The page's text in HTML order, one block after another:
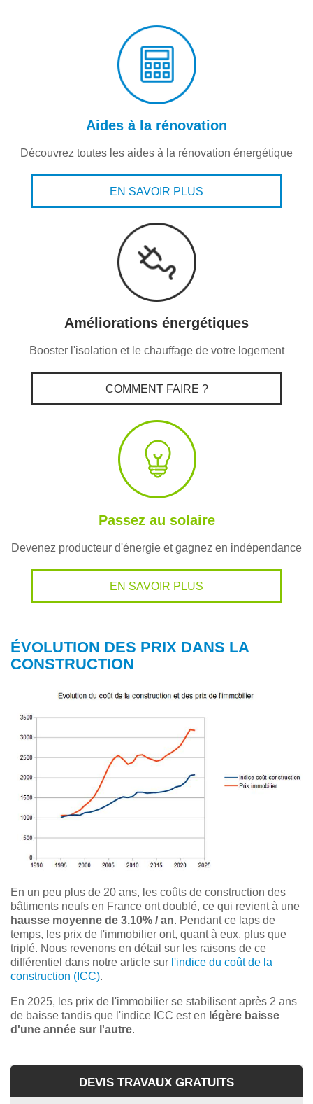
Aides à la rénovation
Découvrez toutes les aides à la rénovation énergétique
EN SAVOIR PLUS
Améliorations énergétiques
Booster l'isolation et le chauffage de votre logement
COMMENT FAIRE ?
Passez au solaire
Devenez producteur d'énergie et gagnez en indépendance
EN SAVOIR PLUS
ÉVOLUTION DES PRIX DANS LA
CONSTRUCTION
En un peu plus de 20 ans, les coûts de construction des
bâtiments neufs en France ont doublé, ce qui revient à une
hausse moyenne de 3.10% / an. Pendant ce laps de
temps, les prix de l'immobilier ont, quant à eux, plus que
triplé. Nous revenons en détail sur les raisons de ce
différentiel dans notre article sur l'indice du coût de la
construction (ICC).
En 2025, les prix de l'immobilier se stabilisent après 2 ans
de baisse tandis que l'indice ICC est en légère baisse
d'une année sur l'autre.
DEVIS TRAVAUX GRATUITS